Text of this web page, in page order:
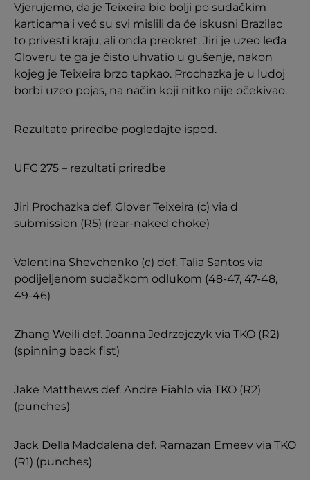
Vjerujemo, da je Teixeira bio bolji po sudačkim
karticama i već su svi mislili da će iskusni Brazilac
to privesti kraju, ali onda preokret. Jiri je uzeo leđa
Gloveru te ga je čisto uhvatio u gušenje, nakon
kojeg je Teixeira brzo tapkao. Prochazka je u ludoj
borbi uzeo pojas, na način koji nitko nije očekivao.
Rezultate priredbe pogledajte ispod.
UFC 275 – rezultati priredbe
Jiri Prochazka def. Glover Teixeira (c) via d
submission (R5) (rear-naked choke)
Valentina Shevchenko (c) def. Talia Santos via
podijeljenom sudačkom odlukom (48-47, 47-48,
49-46)
Zhang Weili def. Joanna Jedrzejczyk via TKO (R2)
(spinning back fist)
Jake Matthews def. Andre Fiahlo via TKO (R2)
(punches)
Jack Della Maddalena def. Ramazan Emeev via TKO
(R1) (punches)